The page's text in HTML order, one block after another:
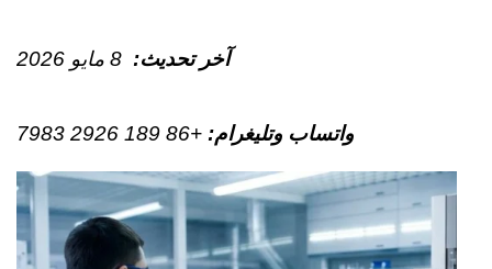
آخر تحديث: 8 مايو 2026
واتساب وتليغرام:
+86 189 2926 7983